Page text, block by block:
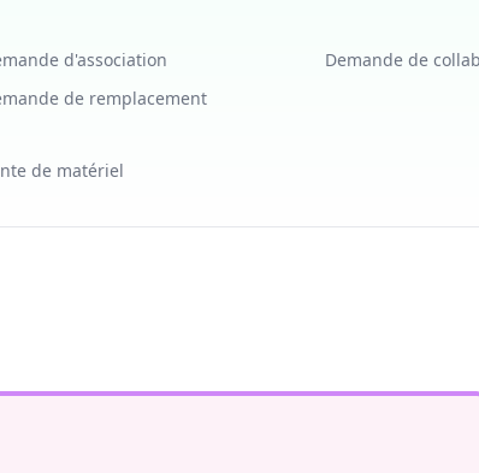
d'association Demande de
de remplacement
de matériel